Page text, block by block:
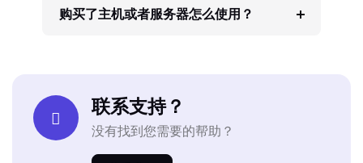
购买了主机或者服务器怎么使用？
联系支持？
没有找到您需要的帮助？